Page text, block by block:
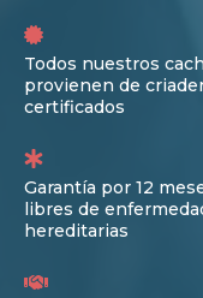
Todos nuestros
provienen de
certificados
Garantía por 12
libres de
hereditarias